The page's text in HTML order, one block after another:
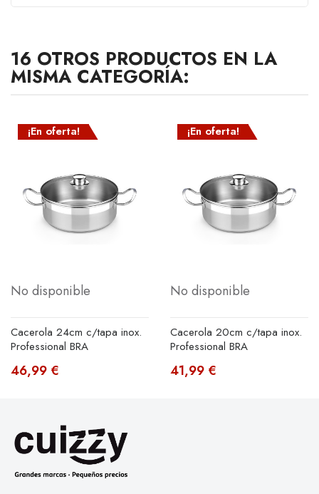
16 OTROS PRODUCTOS EN LA
MISMA CATEGORÍA:
¡En oferta!
No disponible
Cacerola 24cm c/tapa inox.
Professional BRA
46,99 €
¡En oferta!
No disponible
Cacerola 20cm c/tapa inox.
Professional BRA
41,99 €